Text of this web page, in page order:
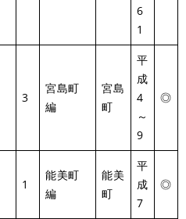
6
1
3
宮島町
編
宮島
町
平
成
4
～
9
◎
1
能美町
編
能美
町
平
成
7
◎